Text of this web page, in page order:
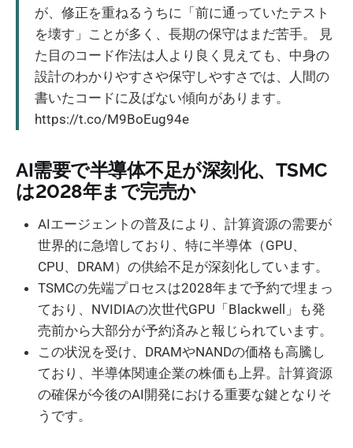
が、修正を重ねるうちに「前に通っていたテスト
を壊す」ことが多く、長期の保守はまだ苦手。 見
た目のコード作法は人より良く見えても、中身の
設計のわかりやすさや保守しやすさでは、人間の
書いたコードに及ばない傾向があります。
https://t.co/M9BoEug94e
AI需要で半導体不足が深刻化、TSMC
は2028年まで完売か
AIエージェントの普及により、計算資源の需要が
世界的に急増しており、特に半導体（GPU、
CPU、DRAM）の供給不足が深刻化しています。
TSMCの先端プロセスは2028年まで予約で埋まっ
ており、NVIDIAの次世代GPU「Blackwell」も発
売前から大部分が予約済みと報じられています。
この状況を受け、DRAMやNANDの価格も高騰し
ており、半導体関連企業の株価も上昇。計算資源
の確保が今後のAI開発における重要な鍵となりそ
うです。